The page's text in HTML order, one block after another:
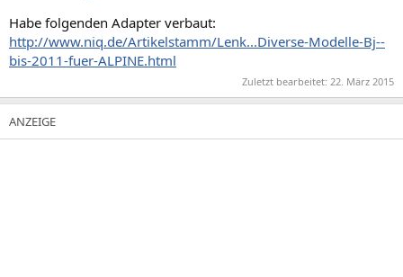
Habe folgenden Adapter verbaut:
http://www.niq.de/Artikelstamm/Lenk...Diverse-Modelle-Bj--
bis-2011-fuer-ALPINE.html
Zuletzt bearbeitet: 22. März 2015